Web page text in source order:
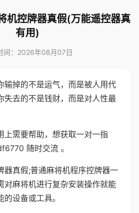
机控牌器真假(万能遥控器真
有用)
间：2026年08月07日
输掉的不是运气，而是被人用代
失去的不是钱财，而是对人性最
上需要帮助，想获取一对一指
随时交流 。
器真假;普通麻将机程序控牌器一
对麻将机进行复杂安装操作就能
设备或工具。